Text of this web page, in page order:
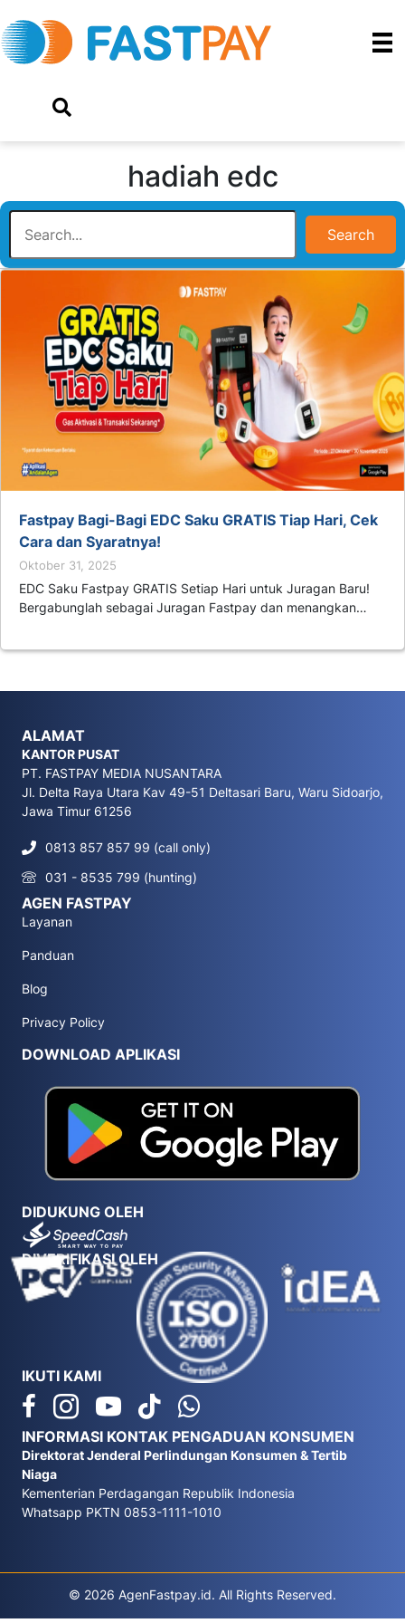
hadiah edc
Search
Fastpay Bagi-Bagi EDC Saku GRATIS Tiap Hari, Cek
Cara dan Syaratnya!
Oktober 31, 2025
EDC Saku Fastpay GRATIS Setiap Hari untuk Juragan Baru!
Bergabunglah sebagai Juragan Fastpay dan menangkan…
ALAMAT
KANTOR PUSAT
PT. FASTPAY MEDIA NUSANTARA
Jl. Delta Raya Utara Kav 49-51 Deltasari Baru, Waru Sidoarjo,
Jawa Timur 61256
0813 857 857 99 (call only)
031 - 8535 799 (hunting)
AGEN FASTPAY
Layanan
Panduan
Blog
Privacy Policy
DOWNLOAD APLIKASI
DIDUKUNG OLEH
DIVERIFIKASI OLEH
IKUTI KAMI
INFORMASI KONTAK PENGADUAN KONSUMEN
Direktorat Jenderal Perlindungan Konsumen & Tertib
Niaga
Kementerian Perdagangan Republik Indonesia
Whatsapp PKTN 0853-1111-1010
© 2026 AgenFastpay.id. All Rights Reserved.